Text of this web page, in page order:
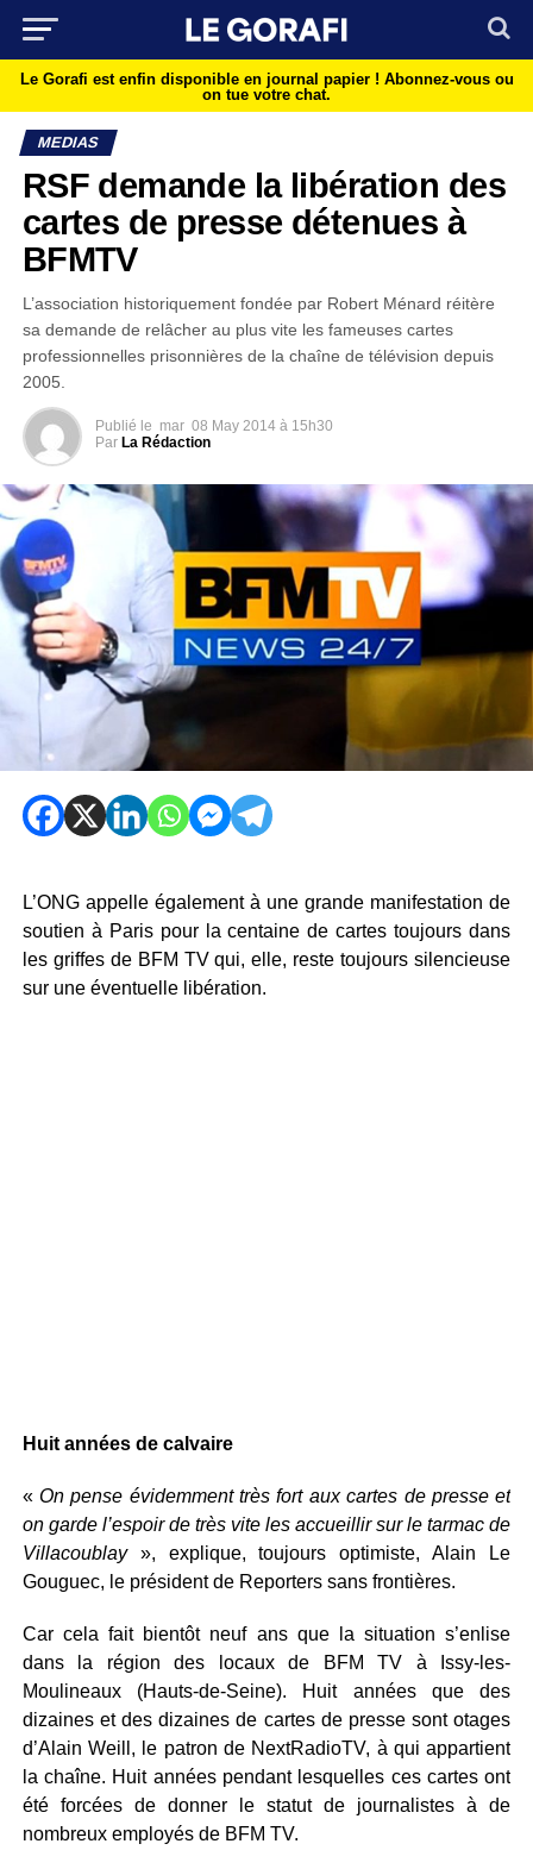
Le Gorafi est enfin disponible en journal papier ! Abonnez-vous ou
on tue votre chat.
MEDIAS
RSF demande la libération des
cartes de presse détenues à
BFMTV
L’association historiquement fondée par Robert Ménard réitère
sa demande de relâcher au plus vite les fameuses cartes
professionnelles prisonnières de la chaîne de télévision depuis
2005.
Publié le mar 08 May 2014 à 15h30
Par La Rédaction
L’ONG appelle également à une grande manifestation de
soutien à Paris pour la centaine de cartes toujours dans
les griffes de BFM TV qui, elle, reste toujours silencieuse
sur une éventuelle libération.
Huit années de calvaire
«On pense évidemment très fort aux cartes de presse et
on garde l’espoir de très vite les accueillir sur le tarmac de
Villacoublay», explique, toujours optimiste, Alain Le
Gouguec, le président de Reporters sans frontières.
Car cela fait bientôt neuf ans que la situation s’enlise
dans la région des locaux de BFM TV à Issy-les-
Moulineaux (Hauts-de-Seine). Huit années que des
dizaines et des dizaines de cartes de presse sont otages
d’Alain Weill, le patron de NextRadioTV, à qui appartient
la chaîne. Huit années pendant lesquelles ces cartes ont
été forcées de donner le statut de journalistes à de
nombreux employés de BFM TV.